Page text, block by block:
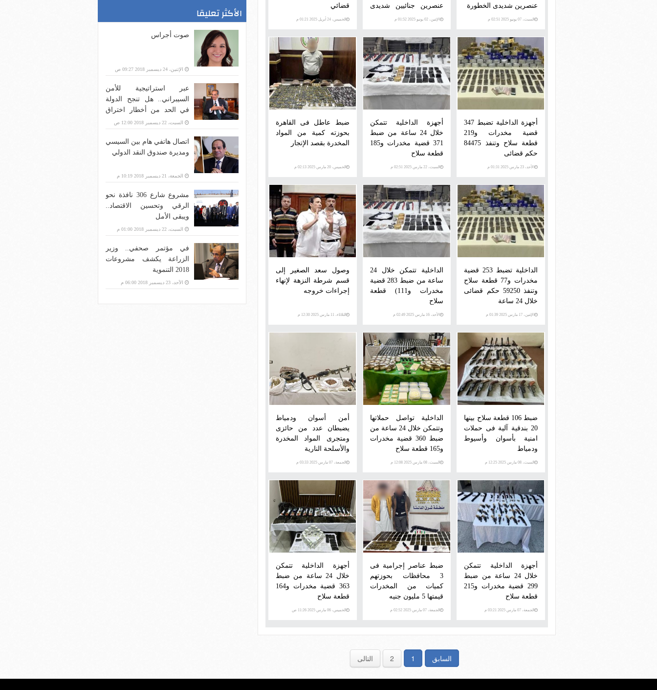
عنصرين شديدى الخطورة
السبت، 07 يونيو 2025 02:51 م
عنصرين جنائيين شديدى
الخطورة فى قنا وأسوان
الإثنين، 02 يونيو 2025 01:52 م
قضائي
الخميس، 24 أبريل 2025 01:21 م
أجهزة الداخلية تضبط 347
قضية مخدرات و219
قطعة سلاح وتنفذ 84475
حكم قضائى
الأحد، 23 مارس 2025 01:31 م
أجهزة الداخلية تتمكن
خلال 24 ساعة من ضبط
371 قضية مخدرات و185
قطعة سلاح
السبت، 22 مارس 2025 02:51 م
ضبط عاطل فى القاهرة
بحوزته كمية من المواد
المخدرة بقصد الإتجار
الخميس، 20 مارس 2025 02:13 م
الداخلية تضبط 253 قضية
مخدرات و77 قطعة سلاح
وتنفذ 59250 حكم قضائى
خلال 24 ساعة
الإثنين، 17 مارس 2025 01:39 م
الداخلية تتمكن خلال 24
ساعة من ضبط 283 قضية
مخدرات و111) قطعة
سلاح
الأحد، 16 مارس 2025 02:49 م
وصول سعد الصغير إلى
قسم شرطة النزهة لإنهاء
إجراءات خروجه
الثلاثاء، 11 مارس 2025 12:30 م
ضبط 106 قطعة سلاح بينها
20 بندقية آلية فى حملات
امنية بأسوان وأسيوط
ودمياط
السبت، 08 مارس 2025 12:25 م
الداخلية تواصل حملاتها
وتتمكن خلال 24 ساعة من
ضبط 360 قضية مخدرات
و165 قطعة سلاح
السبت، 08 مارس 2025 12:08 م
أمن أسوان ودمياط
يضبطان عدد من حائزى
ومتجرى المواد المخدرة
والأسلحة النارية
الجمعة، 07 مارس 2025 03:33 م
أجهزة الداخلية تتمكن
خلال 24 ساعة من ضبط
299 قضية مخدرات و215
قطعة سلاح
الجمعة، 07 مارس 2025 03:21 م
ضبط عناصر إجرامية فى
3 محافظات بحوزتهم
كميات من المخدرات
قيمتها 5 مليون جنيه
الجمعة، 07 مارس 2025 02:52 م
أجهزة الداخلية تتمكن
خلال 24 ساعة من ضبط
363 قضية مخدرات و164
قطعة سلاح
الخميس، 06 مارس 2025 11:26 ص
السابق 1
2 التالى
الأكثر تعليقا
صوت أجراس
الإثنين، 24 ديسمبر 2018 09:27 ص
عبر استراتيجية للأمن
السيبراني.. هل تنجح الدولة
في الحد من أخطار اختراق
بنية الاتصالات؟
السبت، 22 ديسمبر 2018 12:00 ص
اتصال هاتفي هام بين السيسي
ومديرة صندوق النقد الدولي
الجمعة، 21 ديسمبر 2018 10:19 م
مشروع شارع 306 نافذة نحو
الرقي وتحسين الاقتصاد..
ويبقى الأمل
السبت، 22 ديسمبر 2018 01:00 م
في مؤتمر صحفي.. وزير
الزراعة يكشف مشروعات
2018 التنموية
الأحد، 23 ديسمبر 2018 06:00 م